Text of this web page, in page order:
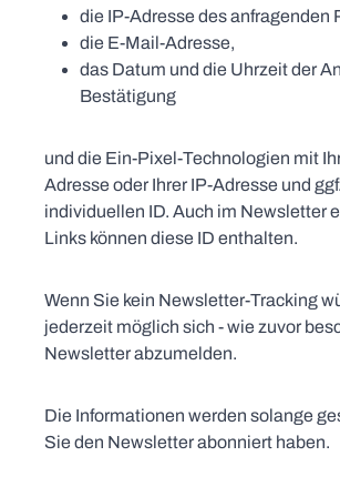
die IP-Adresse des anfragenden
die E-Mail-Adresse,
das Datum und die Uhrzeit der
Bestätigung
und die Ein-Pixel-Technologien mit
Adresse oder Ihrer IP-Adresse und
individuellen ID. Auch im Newsletter
Links können diese ID enthalten.
Wenn Sie kein Newsletter-Tracking
jederzeit möglich sich - wie zuvor
Newsletter abzumelden.
Die Informationen werden solange
Sie den Newsletter abonniert haben.